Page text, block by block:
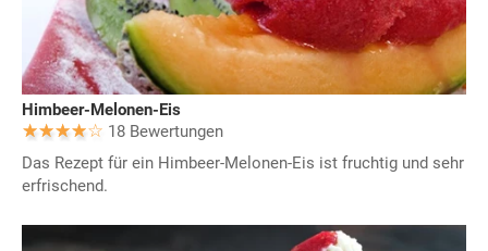
Himbeer-Melonen-Eis
18 Bewertungen
Das Rezept für ein Himbeer-Melonen-Eis ist fruchtig und sehr
erfrischend.